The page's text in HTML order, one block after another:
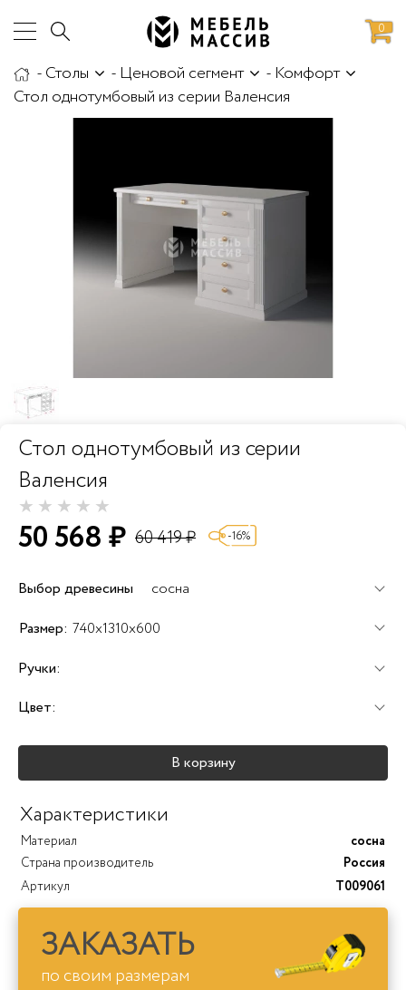
Доставка и сборка
0
-Столы - Ценовой сегмент - Комфорт
Стол однотумбовый из серии Валенсия
Стол однотумбовый из серии
Валенсия
50 568 ₽ 60 419 ₽ -16%
Выбор древесины сосна
Размер: 740x1310x600
Ручки:
Цвет:
В корзину
Характеристики
Материал
сосна
Страна производитель
Россия
Артикул
T009061
ЗАКАЗАТЬ
по своим размерам